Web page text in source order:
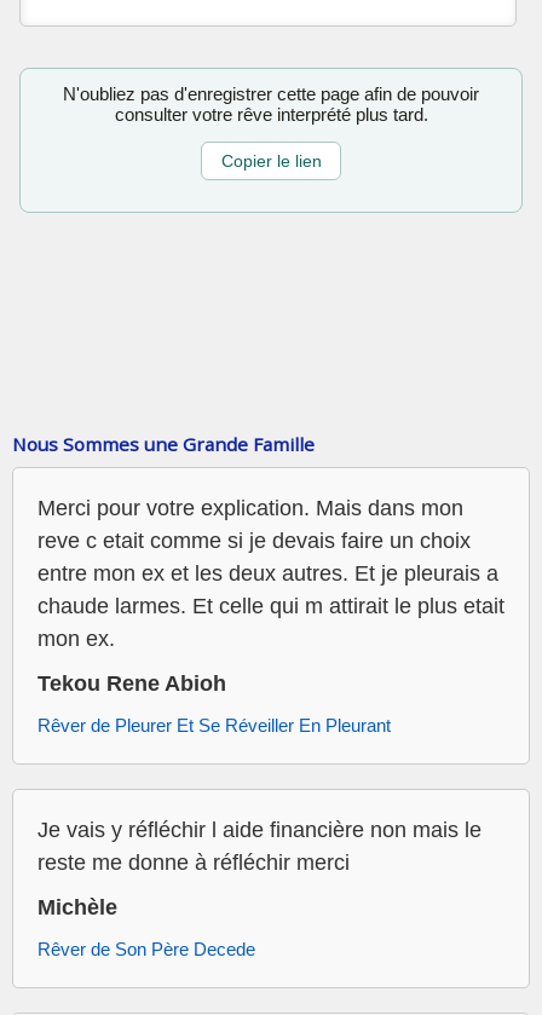
N'oubliez pas d'enregistrer cette page afin de pouvoir
consulter votre rêve interprété plus tard.
Copier le lien
Nous Sommes une Grande Famille
Merci pour votre explication. Mais dans mon
reve c etait comme si je devais faire un choix
entre mon ex et les deux autres. Et je pleurais a
chaude larmes. Et celle qui m attirait le plus etait
mon ex.
Tekou Rene Abioh
Rêver de Pleurer Et Se Réveiller En Pleurant
Je vais y réfléchir l aide financière non mais le
reste me donne à réfléchir merci
Michèle
Rêver de Son Père Decede